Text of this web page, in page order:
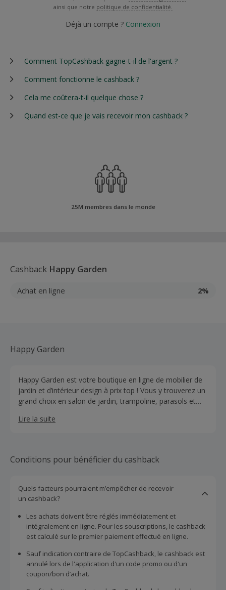
ainsi que notre politique de confidentialité.
Déjà un compte ? Connexion
Comment TopCashback gagne-t-il de l'argent ?
Comment fonctionne le cashback ?
Cela me coûtera-t-il quelque chose ?
Quand est-ce que je vais recevoir mon cashback ?
25M membres dans le monde
Cashback Happy Garden
Achat en ligne 2%
Happy Garden
Happy Garden est votre boutique en ligne de mobilier de
jardin et d’intérieur design à prix top ! Vous y trouverez un
grand choix en salon de jardin, trampoline, parasols et
chaises au style scandinave et contemporain.
Lire la suite
Conditions pour bénéficier du cashback
Quels facteurs pourraient m’empêcher de recevoir
un cashback?
Les achats doivent être réglés immédiatement et
intégralement en ligne. Pour les souscriptions, le cashback
est calculé sur le premier paiement effectué en ligne.
Sauf indication contraire de TopCashback, le cashback est
annulé lors de l'application d'un code promo ou d'un
coupon/bon d’achat.